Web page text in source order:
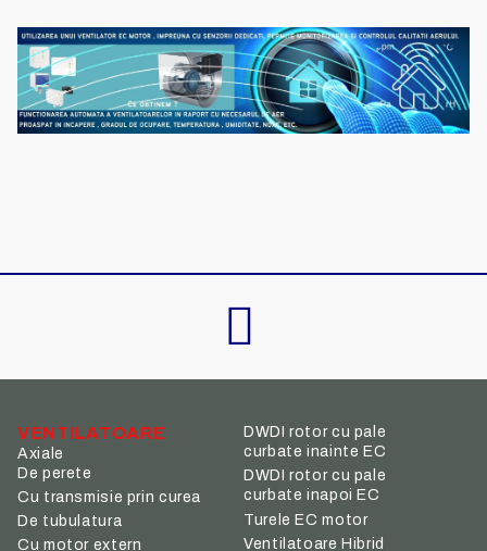
VENTILATOARE
Axiale
De perete
Cu transmisie prin curea
De tubulatura
Cu motor extern
DWDI rotor cu pale
curbate inainte EC
DWDI rotor cu pale
curbate inapoi EC
Turele EC motor
Ventilatoare Hibrid